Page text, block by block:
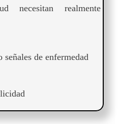
necesitan realmente